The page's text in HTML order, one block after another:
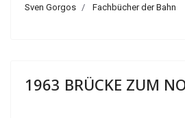
Sven Gorgos Fachbücher der Bahn
1963 BRÜCKE ZUM